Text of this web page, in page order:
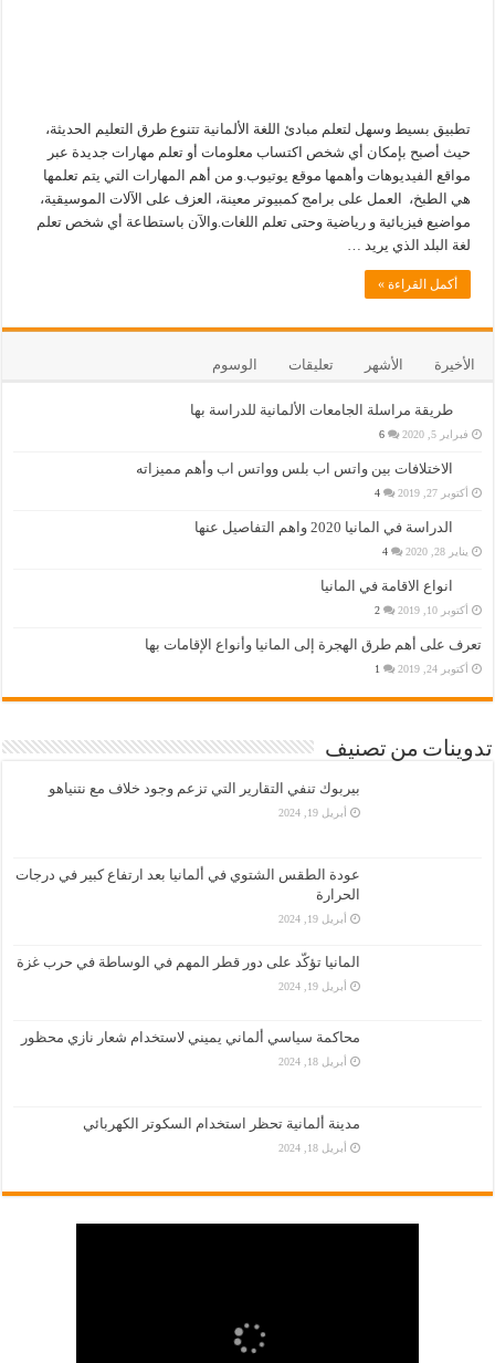
تطبيق بسيط وسهل لتعلم مبادئ اللغة الألمانية تتنوع طرق التعليم الحديثة،
حيث أصبح بإمكان أي شخص اكتساب معلومات أو تعلم مهارات جديدة عبر
مواقع الفيديوهات وأهمها موقع يوتيوب.و من أهم المهارات التي يتم تعلمها
هي الطبخ، العمل على برامج كمبيوتر معينة، العزف على الآلات الموسيقية،
مواضيع فيزيائية و رياضية وحتى تعلم اللغات.والآن باستطاعة أي شخص تعلم
لغة البلد الذي يريد …
أكمل القراءة »
الأخيرة الأشهر تعليقات الوسوم
طريقة مراسلة الجامعات الألمانية للدراسة بها
فبراير 5, 2020 6
الاختلافات بين واتس اب بلس وواتس اب وأهم مميزاته
أكتوبر 27, 2019 4
الدراسة في المانيا 2020 واهم التفاصيل عنها
يناير 28, 2020 4
انواع الاقامة في المانيا
أكتوبر 10, 2019 2
تعرف على أهم طرق الهجرة إلى المانيا وأنواع الإقامات بها
أكتوبر 24, 2019 1
تدوينات من تصنيف
بيربوك تنفي التقارير التي تزعم وجود خلاف مع نتنياهو
أبريل 19, 2024
عودة الطقس الشتوي في ألمانيا بعد ارتفاع كبير في درجات
الحرارة
أبريل 19, 2024
المانيا تؤكّد على دور قطر المهم في الوساطة في حرب غزة
أبريل 19, 2024
محاكمة سياسي ألماني يميني لاستخدام شعار نازي محظور
أبريل 18, 2024
مدينة ألمانية تحظر استخدام السكوتر الكهربائي
أبريل 18, 2024